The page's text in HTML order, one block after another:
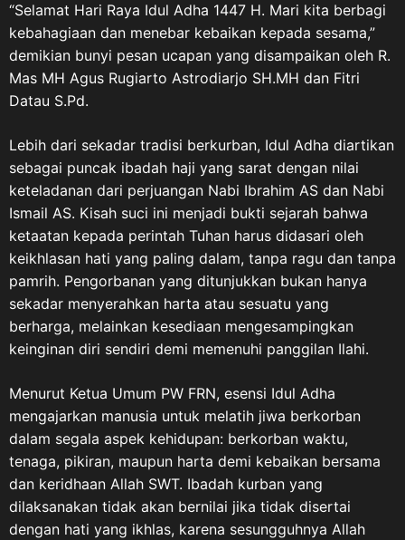
“Selamat Hari Raya Idul Adha 1447 H. Mari kita berbagi
kebahagiaan dan menebar kebaikan kepada sesama,”
demikian bunyi pesan ucapan yang disampaikan oleh R.
Mas MH Agus Rugiarto Astrodiarjo SH.MH dan Fitri
Datau S.Pd.
Lebih dari sekadar tradisi berkurban, Idul Adha diartikan
sebagai puncak ibadah haji yang sarat dengan nilai
keteladanan dari perjuangan Nabi Ibrahim AS dan Nabi
Ismail AS. Kisah suci ini menjadi bukti sejarah bahwa
ketaatan kepada perintah Tuhan harus didasari oleh
keikhlasan hati yang paling dalam, tanpa ragu dan tanpa
pamrih. Pengorbanan yang ditunjukkan bukan hanya
sekadar menyerahkan harta atau sesuatu yang
berharga, melainkan kesediaan mengesampingkan
keinginan diri sendiri demi memenuhi panggilan Ilahi.
Menurut Ketua Umum PW FRN, esensi Idul Adha
mengajarkan manusia untuk melatih jiwa berkorban
dalam segala aspek kehidupan: berkorban waktu,
tenaga, pikiran, maupun harta demi kebaikan bersama
dan keridhaan Allah SWT. Ibadah kurban yang
dilaksanakan tidak akan bernilai jika tidak disertai
dengan hati yang ikhlas, karena sesungguhnya Allah